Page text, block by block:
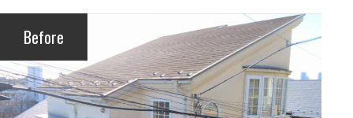
Before